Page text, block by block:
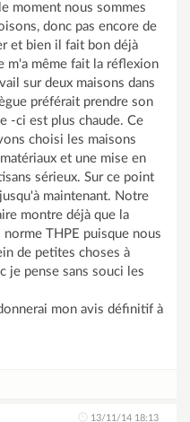
moment nous sommes
donc pas encore de
et bien il fait bon déjà
m'a même fait la réflexion
sur deux maisons dans
préférait prendre son
-ci est plus chaude. Ce
choisi les maisons
et une mise en
sérieux. Sur ce point
maintenant. Notre
montre déjà que la
THPE puisque nous
de petites choses à
je pense sans souci les
mon avis définitif à
13/11/14 18:13